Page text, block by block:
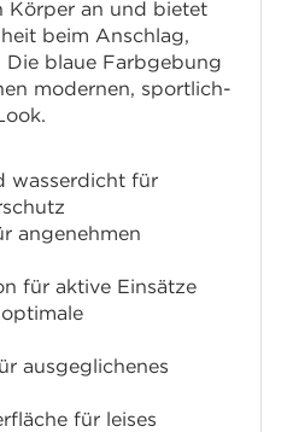
Körper an und bietet
beim Anschlag,
Die blaue Farbgebung
modernen, sportlich-
wasserdicht für
angenehmen
für aktive Einsätze
ausgeglichenes
für leises